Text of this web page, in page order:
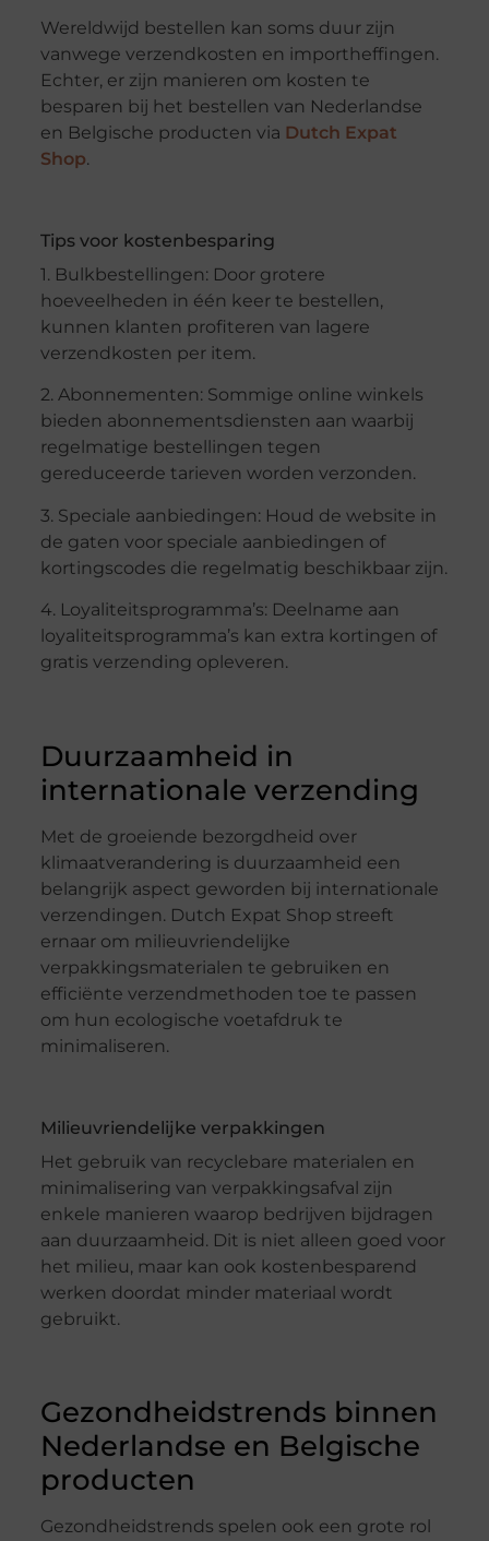
Wereldwijd bestellen kan soms duur zijn
vanwege verzendkosten en importheffingen.
Echter, er zijn manieren om kosten te
besparen bij het bestellen van Nederlandse
en Belgische producten via Dutch Expat
Shop.
Tips voor kostenbesparing
1. Bulkbestellingen: Door grotere
hoeveelheden in één keer te bestellen,
kunnen klanten profiteren van lagere
verzendkosten per item.
2. Abonnementen: Sommige online winkels
bieden abonnementsdiensten aan waarbij
regelmatige bestellingen tegen
gereduceerde tarieven worden verzonden.
3. Speciale aanbiedingen: Houd de website in
de gaten voor speciale aanbiedingen of
kortingscodes die regelmatig beschikbaar zijn.
4. Loyaliteitsprogramma’s: Deelname aan
loyaliteitsprogramma’s kan extra kortingen of
gratis verzending opleveren.
Duurzaamheid in
internationale verzending
Met de groeiende bezorgdheid over
klimaatverandering is duurzaamheid een
belangrijk aspect geworden bij internationale
verzendingen. Dutch Expat Shop streeft
ernaar om milieuvriendelijke
verpakkingsmaterialen te gebruiken en
efficiënte verzendmethoden toe te passen
om hun ecologische voetafdruk te
minimaliseren.
Milieuvriendelijke verpakkingen
Het gebruik van recyclebare materialen en
minimalisering van verpakkingsafval zijn
enkele manieren waarop bedrijven bijdragen
aan duurzaamheid. Dit is niet alleen goed voor
het milieu, maar kan ook kostenbesparend
werken doordat minder materiaal wordt
gebruikt.
Gezondheidstrends binnen
Nederlandse en Belgische
producten
Gezondheidstrends spelen ook een grote rol